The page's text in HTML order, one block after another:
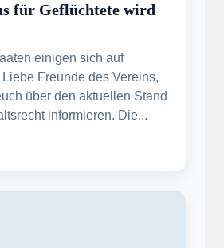
für Geflüchtete wird
einigen sich auf
Freunde des Vereins,
über den aktuellen Stand
informieren. Die...